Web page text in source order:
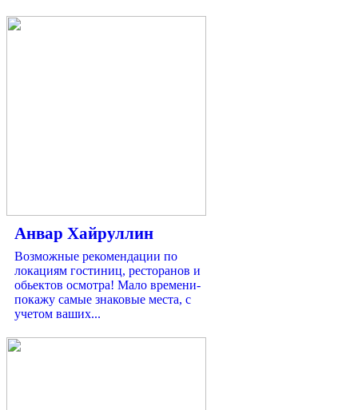
Анвар Хайруллин
Возможные рекомендации по
локациям гостиниц, ресторанов и
обьектов осмотра! Мало времени-
покажу самые знаковые места, с
учетом ваших...